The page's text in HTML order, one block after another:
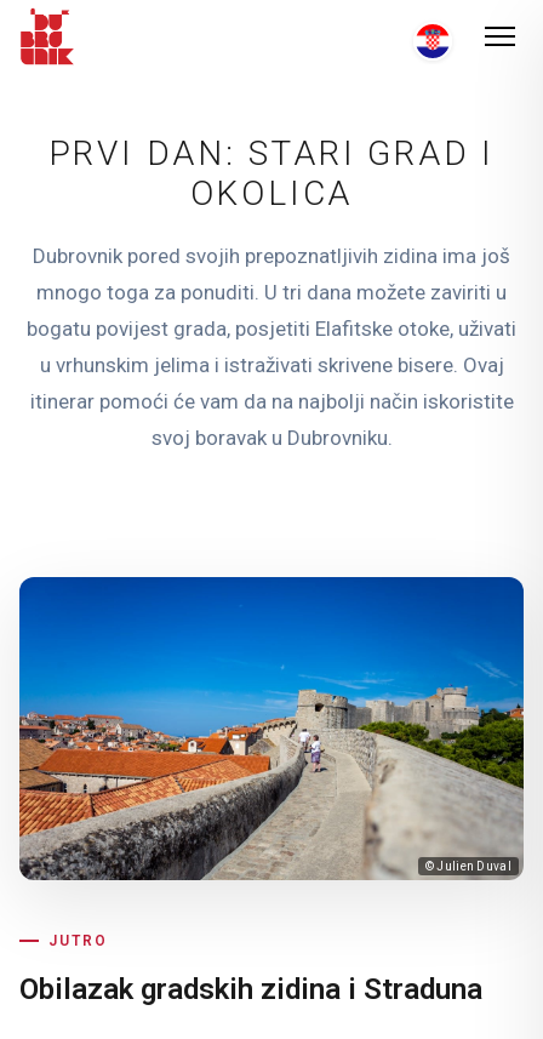
PRVI DAN: STARI GRAD I
OKOLICA
Dubrovnik pored svojih prepoznatljivih zidina ima još
mnogo toga za ponuditi. U tri dana možete zaviriti u
bogatu povijest grada, posjetiti Elafitske otoke, uživati
u vrhunskim jelima i istraživati skrivene bisere. Ovaj
itinerar pomoći će vam da na najbolji način iskoristite
svoj boravak u Dubrovniku.
JUTRO
Obilazak gradskih zidina i Straduna
© Julien Duval